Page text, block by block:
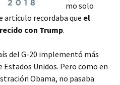
mo solo
artículo recordaba que el
con Trump.
del G-20 implementó más
Unidos. Pero como en
Obama, no pasaba